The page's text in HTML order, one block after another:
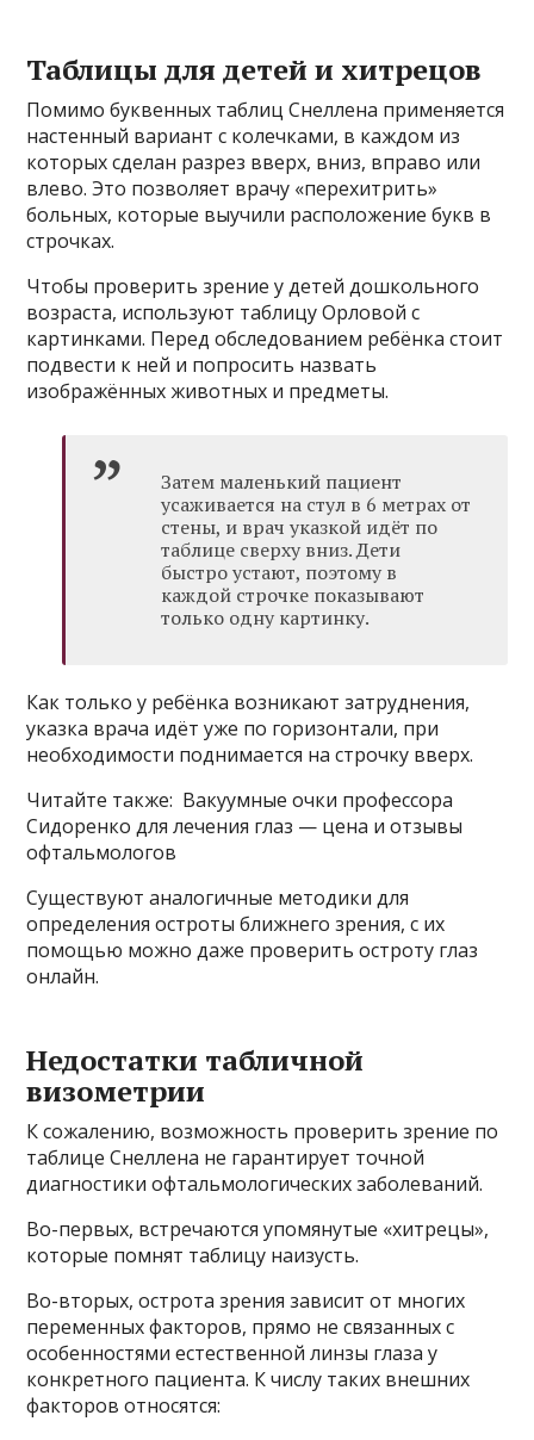
Таблицы для детей и хитрецов
Помимо буквенных таблиц Снеллена применяется
настенный вариант с колечками, в каждом из
которых сделан разрез вверх, вниз, вправо или
влево. Это позволяет врачу «перехитрить»
больных, которые выучили расположение букв в
строчках.
Чтобы проверить зрение у детей дошкольного
возраста, используют таблицу Орловой с
картинками. Перед обследованием ребёнка стоит
подвести к ней и попросить назвать
изображённых животных и предметы.
Затем маленький пациент
усаживается на стул в 6 метрах от
стены, и врач указкой идёт по
таблице сверху вниз. Дети
быстро устают, поэтому в
каждой строчке показывают
только одну картинку.
Как только у ребёнка возникают затруднения,
указка врача идёт уже по горизонтали, при
необходимости поднимается на строчку вверх.
Читайте также: Вакуумные очки профессора
Сидоренко для лечения глаз — цена и отзывы
офтальмологов
Существуют аналогичные методики для
определения остроты ближнего зрения, с их
помощью можно даже проверить остроту глаз
онлайн.
Недостатки табличной
визометрии
К сожалению, возможность проверить зрение по
таблице Снеллена не гарантирует точной
диагностики офтальмологических заболеваний.
Во-первых, встречаются упомянутые «хитрецы»,
которые помнят таблицу наизусть.
Во-вторых, острота зрения зависит от многих
переменных факторов, прямо не связанных с
особенностями естественной линзы глаза у
конкретного пациента. К числу таких внешних
факторов относятся: